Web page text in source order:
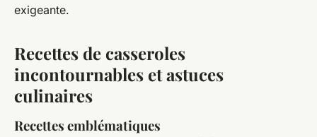
exigeante.
Recettes de casseroles
incontournables et astuces
culinaires
Recettes emblématiques